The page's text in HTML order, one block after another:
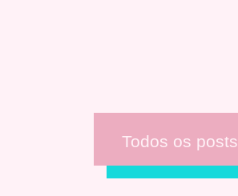
Todos os posts